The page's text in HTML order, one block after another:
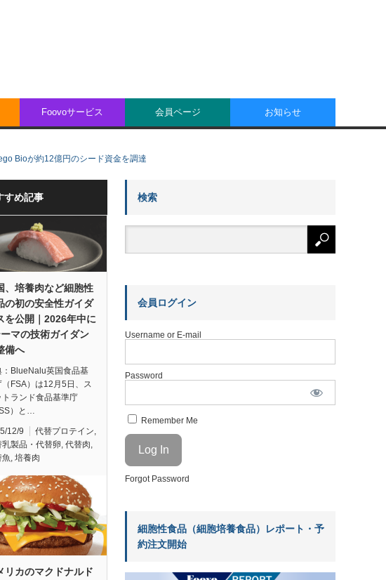
Foovoサービス 会員ページ お知らせ
Bioが約12億円のシード資金を調達
すめ記事
、培養肉など細胞性
の初の安全性ガイダ
を公開｜2026年中に
マの技術ガイダン
備へ
：BlueNalu英国食品基
（FSA）は12月5日、ス
トランド食品基準庁
）と…
12/9 代替プロテイン
乳製品・代替卵 代替肉
培養肉
リカのマクドナルド
検索
会員ログイン
Username or E-mail
Password
Remember Me
Forgot Password
細胞性食品（細胞培養食品）レポート・予
約注文開始